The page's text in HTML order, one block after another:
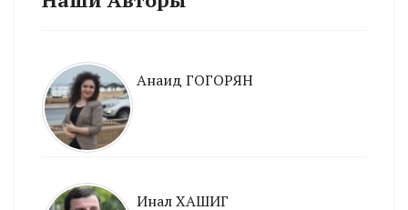
Анаид ГОГОРЯН
Инал ХАШИГ